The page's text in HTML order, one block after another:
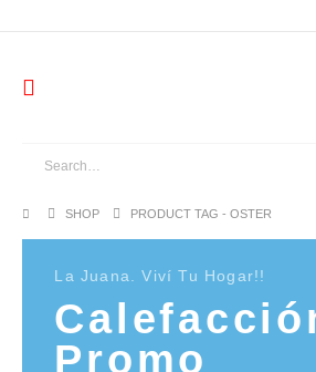
SHOP PRODUCT TAG -OSTER
La Juana. Viví Tu Hogar!!
Promo